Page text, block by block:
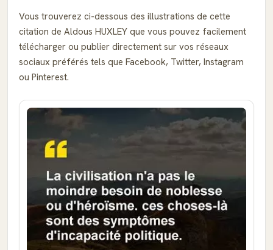
Vous trouverez ci-dessous des illustrations de cette
citation de Aldous HUXLEY que vous pouvez facilement
télécharger ou publier directement sur vos réseaux
sociaux préférés tels que Facebook, Twitter, Instagram
ou Pinterest.